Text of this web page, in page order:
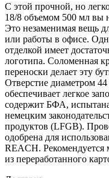
С этой прочной, но
18/8 объемом 500 мл вы
Это незаменимая вещь
или работы в офисе.
отделкой имеет
логотипа. Соломенная
переноски делает эту
Отверстие диаметром
обеспечивает легкое
содержит БФА,
немецким
продуктов (LFGB).
одобрена для
REACH.
из переработанного